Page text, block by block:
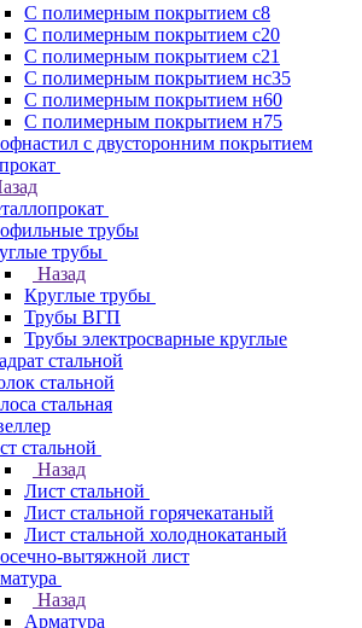
С полимерным покрытием с8
С полимерным покрытием с20
С полимерным покрытием с21
С полимерным покрытием нс35
С полимерным покрытием н60
С полимерным покрытием н75
с двусторонним покрытием
трубы
трубы
Назад
Круглые трубы
Трубы ВГП
Трубы электросварные круглые
стальной
стальной
стальная
стальной
Назад
Лист стальной
Лист стальной горячекатаный
Лист стальной холоднокатаный
вытяжной лист
Назад
Арматура